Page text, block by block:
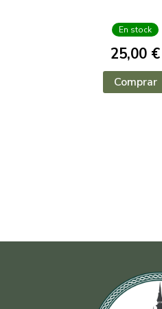
En stock
25,00 €
Comprar